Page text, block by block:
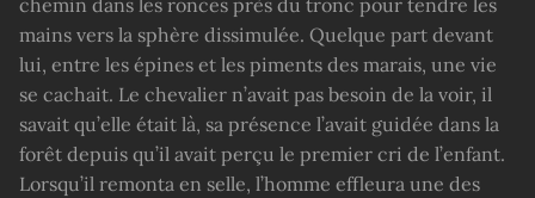
chemin dans les ronces près du tronc pour tendre les
mains vers la sphère dissimulée. Quelque part devant
lui, entre les épines et les piments des marais, une vie
se cachait. Le chevalier n’avait pas besoin de la voir, il
savait qu’elle était là, sa présence l’avait guidée dans la
forêt depuis qu’il avait perçu le premier cri de l’enfant.
Lorsqu’il remonta en selle, l’homme effleura une des